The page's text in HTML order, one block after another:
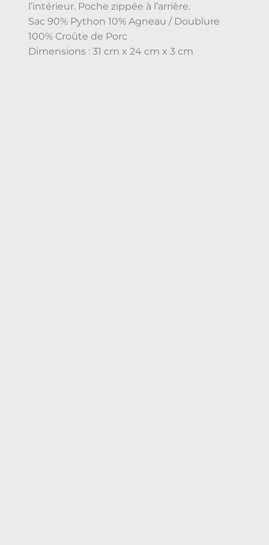
l’intérieur. Poche zippée à l’arrière.
Sac 90% Python 10% Agneau / Doublure
100% Croûte de Porc
Dimensions : 31 cm x 24 cm x 3 cm